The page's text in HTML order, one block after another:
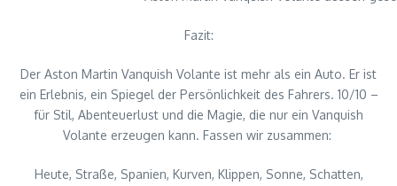
Fazit:
Der Aston Martin Vanquish Volante ist mehr als ein Auto. Er ist
ein Erlebnis, ein Spiegel der Persönlichkeit des Fahrers. 10/10 –
für Stil, Abenteuerlust und die Magie, die nur ein Vanquish
Volante erzeugen kann. Fassen wir zusammen:
Heute, Straße, Spanien, Kurven, Klippen, Sonne, Schatten,